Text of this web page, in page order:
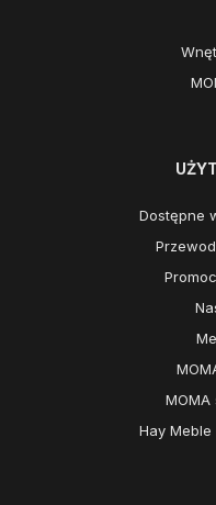
Dostępne
MOMA
Hay